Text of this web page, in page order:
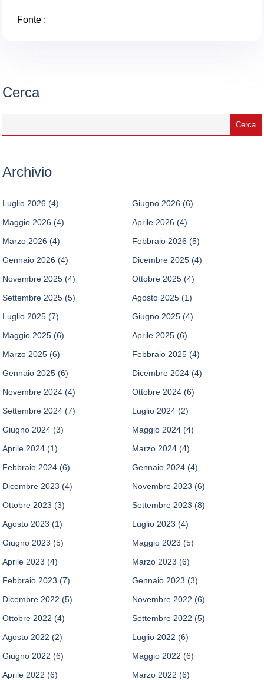
Fonte :
Cerca
Archivio
Luglio 2026 (4) Giugno 2026 (6)
Maggio 2026 (4) Aprile 2026 (4)
Marzo 2026 (4) Febbraio 2026 (5)
Gennaio 2026 (4) Dicembre 2025 (4)
Novembre 2025 (4) Ottobre 2025 (4)
Settembre 2025 (5) Agosto 2025 (1)
Luglio 2025 (7) Giugno 2025 (4)
Maggio 2025 (6) Aprile 2025 (6)
Marzo 2025 (6) Febbraio 2025 (4)
Gennaio 2025 (6) Dicembre 2024 (4)
Novembre 2024 (4) Ottobre 2024 (6)
Settembre 2024 (7) Luglio 2024 (2)
Giugno 2024 (3) Maggio 2024 (4)
Aprile 2024 (1) Marzo 2024 (4)
Febbraio 2024 (6) Gennaio 2024 (4)
Dicembre 2023 (4) Novembre 2023 (6)
Ottobre 2023 (3) Settembre 2023 (8)
Agosto 2023 (1) Luglio 2023 (4)
Giugno 2023 (5) Maggio 2023 (5)
Aprile 2023 (4) Marzo 2023 (6)
Febbraio 2023 (7) Gennaio 2023 (3)
Dicembre 2022 (5) Novembre 2022 (6)
Ottobre 2022 (4) Settembre 2022 (5)
Agosto 2022 (2) Luglio 2022 (6)
Giugno 2022 (6) Maggio 2022 (6)
Aprile 2022 (6) Marzo 2022 (6)